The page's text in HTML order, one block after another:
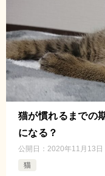
猫が慣れるまでの
になる？
公開日： 2020年11月13日
猫